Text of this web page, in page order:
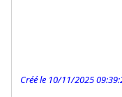
Créé le 10/11/2025